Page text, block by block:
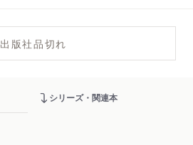
出版社品切れ
シリーズ・関連本